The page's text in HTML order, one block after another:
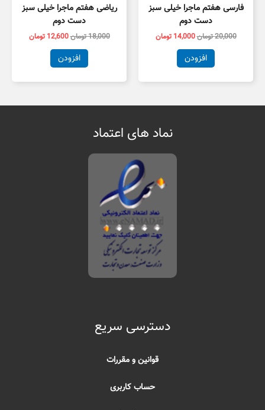
فارسی هفتم ماجرا خیلی سبز
دست دوم
20,000تومان14,000 تومان
افزودن
ریاضی هفتم ماجرا خیلی سبز
دست دوم
18,000تومان12,600 تومان
افزودن
نماد های اعتماد
دسترسی سریع
قوانین و مقررات
حساب کاربری